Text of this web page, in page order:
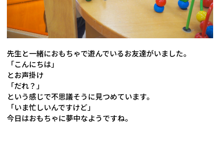
先生と一緒におもちゃで遊んでいるお友達がいました。
「こんにちは」
とお声掛け
「だれ？」
という感じで不思議そうに見つめています。
「いま忙しいんですけど」
今日はおもちゃに夢中なようですね。